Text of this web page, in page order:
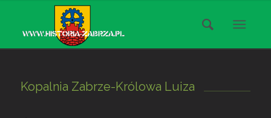
Kopalnia Zabrze-Królowa Luiza